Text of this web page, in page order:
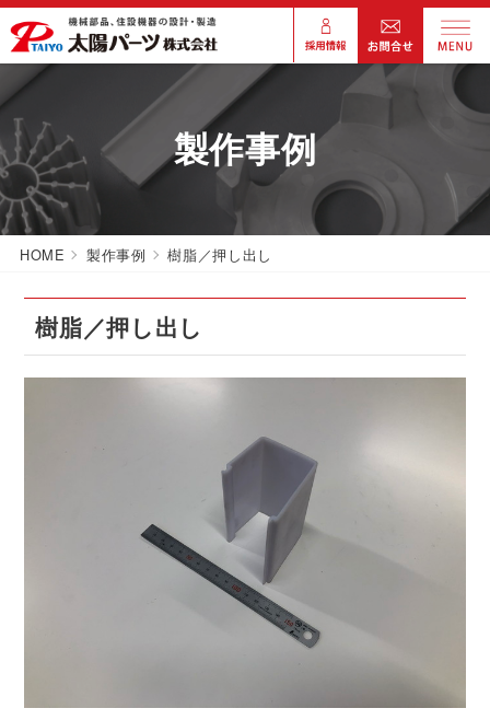
製作事例
HOME 製作事例 樹脂／押し出し
樹脂／押し出し